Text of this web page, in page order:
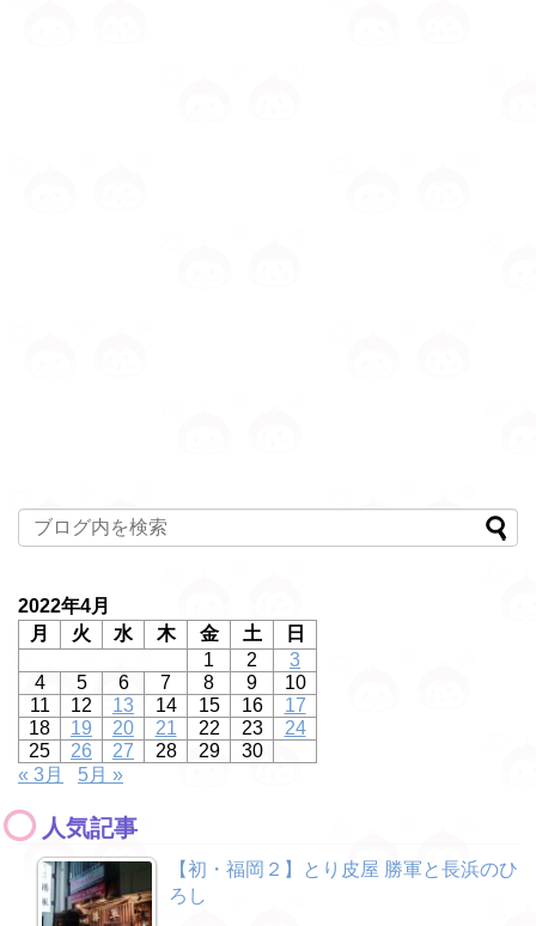
2022年4月
月
火 水 木 金 土
日
1
2
3
4
5 6 7 8 9
10
11
12 13 14 15 16
17
18
19 20 21 22 23
24
25
26 27 28 29
30
« 3月
5月 »
人気記事
【初・福岡２】とり皮屋 勝軍と長浜のひ
ろし